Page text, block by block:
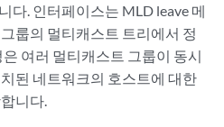
다. 인터페이스는 MLD leave 메
룹의 멀티캐스트 트리에서 정
여러 멀티캐스트 그룹이 동시
된 네트워크의 호스트에 대한
니다.